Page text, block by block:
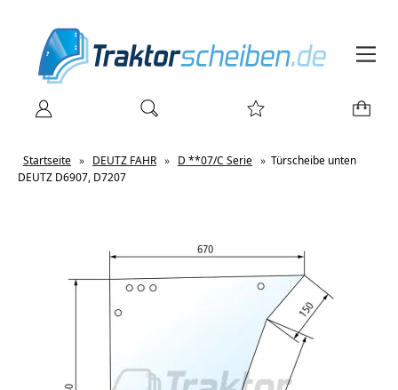
Startseite » DEUTZ FAHR » D **07/C Serie » Türscheibe unten
DEUTZ D6907, D7207